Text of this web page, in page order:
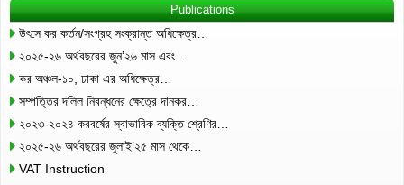
Publications
উৎসে কর কর্তন/সংগ্রহ সংক্রান্ত অধিক্ষেত্র…
২০২৫-২৬ অর্থবছরের জুন’২৬ মাস এবং…
কর অঞ্চল-১০, ঢাকা এর অধিক্ষেত্র…
সম্পত্তির দলিল নিবন্ধনের ক্ষেত্রে দানকর…
২০২৩-২০২৪ করবর্ষের স্বাভাবিক ব্যক্তি শ্রেণির…
২০২৫-২৬ অর্থবছরের জুলাই’২৫ মাস থেকে…
VAT Instruction